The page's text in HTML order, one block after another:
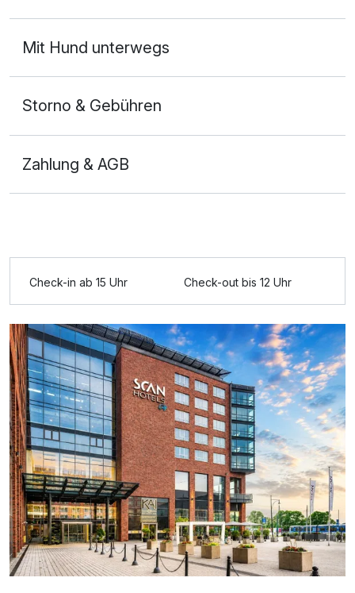
Für 2 Tage p.P. ab83,50 €
Doppelzimmer Premium
2 Erwachsene und 1 Kind
Ausstattung
Zusatznächte
Mit Hund unterwegs
Storno & Gebühren
Zahlung & AGB
Check-in ab 15 Uhr Check-out bis 12 Uhr